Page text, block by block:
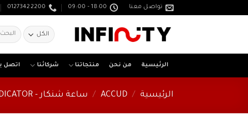
تواصل معنا 18:00 - 09:00
01273422200
البحث
عن:
الرئيسية من نحن منتجاتنا شركائنا اتصل
الرئيسية /
ACCUD
/ ساعة شنكار - INDICATOR